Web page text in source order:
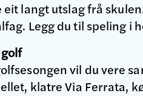
langt utslag frå
Legg du til speling i
vil du vere
klatre Via Ferrata,